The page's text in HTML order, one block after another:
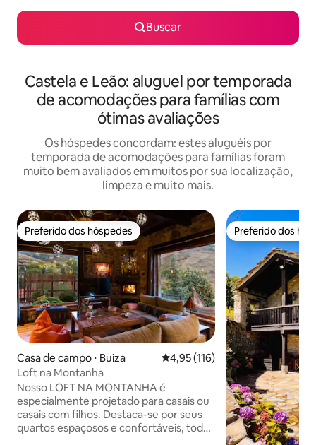
Buscar
Castela e Leão: aluguel por temporada
de acomodações para famílias com
ótimas avaliações
Os hóspedes concordam: estes aluguéis por
temporada de acomodações para famílias foram
muito bem avaliados em muitos por sua localização,
limpeza e muito mais.
Preferido dos hóspedes
Preferido dos hóspedes
Casa de campo ⋅ Buiza 4,95 de uma avaliação média de
4,95 (116)
Loft na Montanha
Nosso LOFT NA MONTANHA é
especialmente projetado para casais ou
casais com filhos. Destaca-se por seus
quartos espaçosos e confortáveis, todos
Preferido dos
Preferido dos